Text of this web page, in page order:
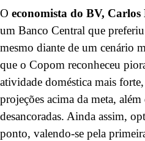
O economista do BV, Carlos
um Banco Central que
mesmo diante de um cenário
que o Copom reconheceu
atividade doméstica mais
projeções acima da meta,
desancoradas. Ainda assim,
ponto, valendo-se pela